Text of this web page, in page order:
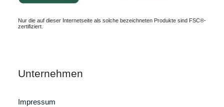
Nur die auf dieser Internetseite als solche bezeichneten Produkte sind FSC®-
zertifiziert.
Unternehmen
Impressum